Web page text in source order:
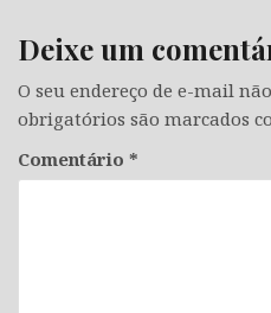
Deixe um
O seu endereço de e-mail
obrigatórios são marcados
Comentário *